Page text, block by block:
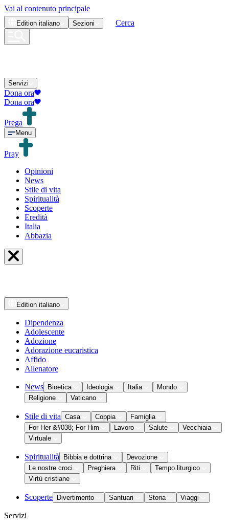
Vai al contenuto principale
Edition italiano Sezioni Cerca
Servizi
Dona ora
Dona ora
Prega
Menu
Pray
Opinioni
News
Stile di vita
Spiritualità
Scoperte
Eredità
Italia
Abbazia
Edition italiano
Dipendenza
Adolescente
Adozione
Adorazione eucaristica
Affido
Allenatore
News Bioetica Ideologia Italia
Mondo
Religione
Vaticano
Stile di vita Casa Coppia
Famiglia
For Her &#038; For Him
Lavoro Salute
Vecchiaia
Virtuale
Spiritualità Bibbia e dottrina
Devozione
Le nostre croci
Preghiera Riti
Tempo liturgico
Virtù cristiane
Scoperte Divertimento Santuari Storia Viaggi
Servizi